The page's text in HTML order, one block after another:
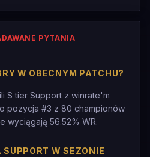
PYTANIA
W OBECNYM PATCHU?
S tier Support z winrate'm
pozycja #3 z 80 championów
wyciągają 56.52% WR.
W SEZONIE